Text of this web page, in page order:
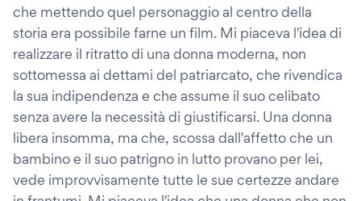
che mettendo quel personaggio al centro della
storia era possibile farne un film. Mi piaceva l'idea di
realizzare il ritratto di una donna moderna, non
sottomessa ai dettami del patriarcato, che rivendica
la sua indipendenza e che assume il suo celibato
senza avere la necessità di giustificarsi. Una donna
libera insomma, ma che, scossa dall'affetto che un
bambino e il suo patrigno in lutto provano per lei,
vede improvvisamente tutte le sue certezze andare